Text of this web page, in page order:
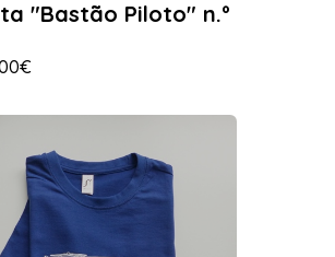
"Bastão Piloto" n.º